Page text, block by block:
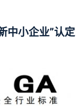
中小企业”认定